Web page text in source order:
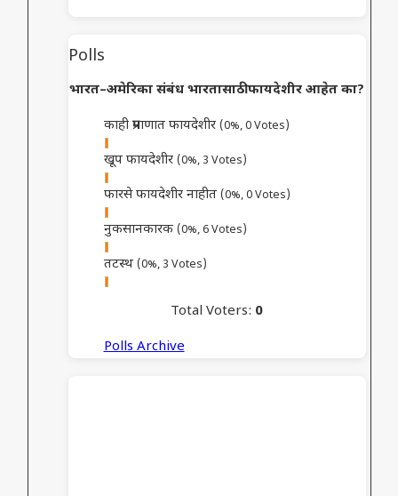
Polls
भारत–अमेरिका संबंध भारतासाठी फायदेशीर आहेत का?
काही प्रमाणात फायदेशीर (0%, 0 Votes)
खूप फायदेशीर (0%, 3 Votes)
फारसे फायदेशीर नाहीत (0%, 0 Votes)
नुकसानकारक (0%, 6 Votes)
तटस्थ (0%, 3 Votes)
Total Voters: 0
Polls Archive